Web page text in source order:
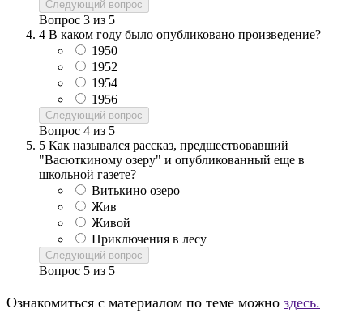
Следующий вопрос
Вопрос 3 из 5
4 В каком году было опубликовано произведение?
1950
1952
1954
1956
Следующий вопрос
Вопрос 4 из 5
5 Как назывался рассказ, предшествовавший
"Васюткиному озеру" и опубликованный еще в
школьной газете?
Витькино озеро
Жив
Живой
Приключения в лесу
Следующий вопрос
Вопрос 5 из 5
Ознакомиться с материалом по теме можно здесь.